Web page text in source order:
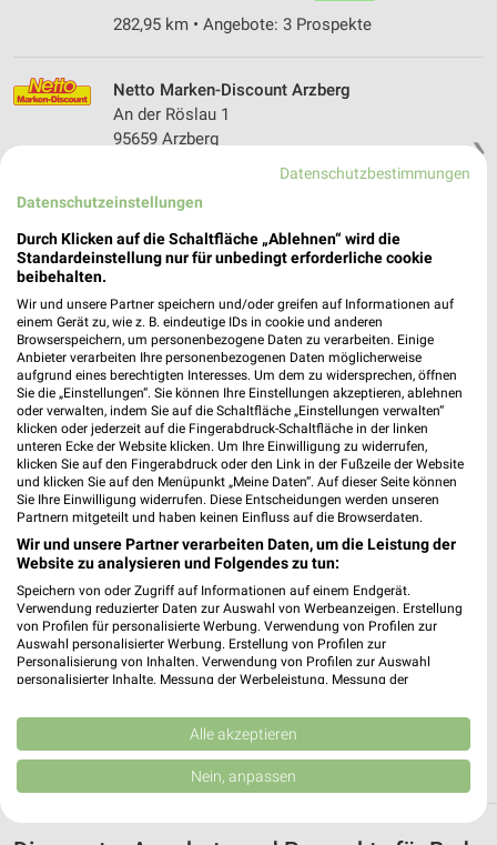
282,95 km • Angebote: 3 Prospekte
❯
Netto Marken-Discount Arzberg
An der Röslau 1
95659 Arzberg
Heute 07:00 - 20:00 Uhr | Geöffnet
286,81 km • Angebote: 3 Prospekte
Weißenbacher Straße 90
95100 Selb
Heute 08:00 - 20:00 Uhr | Geöffnet
276,51 km • Angebote: 6 Prospekte
Lidl Selb
Dr.-Ludwig-Rieß-Str. 2
95100 Selb
Heute 07:00 - 20:00 Uhr | Geöffnet
276,56 km • Angebote: 3 Prospekte
ALDI SÜD Mitterteich
Carl-Zeiss-Straße 6a
Heute 08:00 - 20:00 Uhr |
298,39 km • Angebote: 6 Prospekte
Datenschutzbestimmungen
Datenschutzeinstellungen
Durch Klicken auf die Schaltfläche „Ablehnen“ wird die
Standardeinstellung nur für unbedingt erforderliche cookie
beibehalten.
Wir und unsere Partner speichern und/oder greifen auf Informationen auf
einem Gerät zu, wie z. B. eindeutige IDs in cookie und anderen
Browserspeichern, um personenbezogene Daten zu verarbeiten. Einige
Anbieter verarbeiten Ihre personenbezogenen Daten möglicherweise
aufgrund eines berechtigten Interesses. Um dem zu widersprechen, öffnen
Sie die „Einstellungen“. Sie können Ihre Einstellungen akzeptieren, ablehnen
oder verwalten, indem Sie auf die Schaltfläche „Einstellungen verwalten“
klicken oder jederzeit auf die Fingerabdruck-Schaltfläche in der linken
unteren Ecke der Website klicken. Um Ihre Einwilligung zu widerrufen,
klicken Sie auf den Fingerabdruck oder den Link in der Fußzeile der Website
und klicken Sie auf den Menüpunkt „Meine Daten“. Auf dieser Seite können
Sie Ihre Einwilligung widerrufen. Diese Entscheidungen werden unseren
Partnern mitgeteilt und haben keinen Einfluss auf die Browserdaten.
Wir und unsere Partner verarbeiten Daten, um die Leistung der
Website zu analysieren und Folgendes zu tun:
Speichern von oder Zugriff auf Informationen auf einem Endgerät.
Verwendung reduzierter Daten zur Auswahl von Werbeanzeigen. Erstellung
von Profilen für personalisierte Werbung. Verwendung von Profilen zur
Auswahl personalisierter Werbung. Erstellung von Profilen zur
Personalisierung von Inhalten. Verwendung von Profilen zur Auswahl
personalisierter Inhalte. Messung der Werbeleistung. Messung der
Kombinationen von Daten aus verschiedenen Quellen. Entwicklung und
Verbesserung der Angebote. Verwendung reduzierter Daten zur Auswahl
von Inhalten.
Daten können außerhalb der Europäischen Union weitergegeben und in die
USA gesendet werden.
Website/App.
Alle akzeptieren
Nein, anpassen